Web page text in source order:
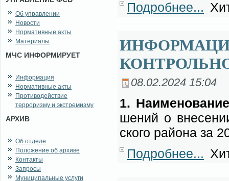
Об управлении
Новости
Нормативные акты
Материалы
МЧС ИНФОРМИРУЕТ
Информация
Нормативные акты
Противодействие
терроризму и экстремизму
АРХИВ
Об отделе
Положение об архиве
Контакты
Запросы
Муниципальные услуги
Подробнее...
08.02.2024 15:04
1.
ше­ний о
ско­го рай­о­на за
Подробнее...